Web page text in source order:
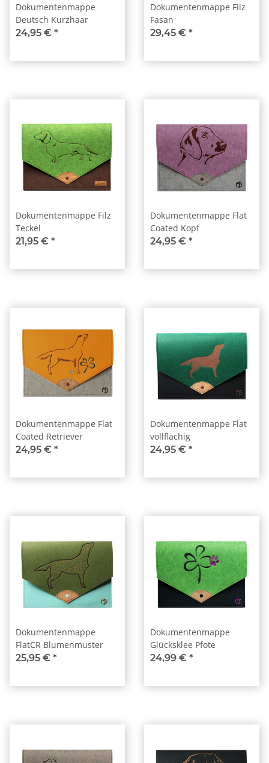
Dokumentenmappe
Deutsch Kurzhaar
24,95 € *
Dokumentenmappe Filz
Fasan
29,45 € *
Dokumentenmappe Filz
Teckel
21,95 € *
Dokumentenmappe Flat
Coated Kopf
24,95 € *
Dokumentenmappe Flat
Coated Retriever
24,95 € *
Dokumentenmappe Flat
vollflächig
24,95 € *
Dokumentenmappe
FlatCR Blumenmuster
25,95 € *
Dokumentenmappe
Glücksklee Pfote
24,99 € *